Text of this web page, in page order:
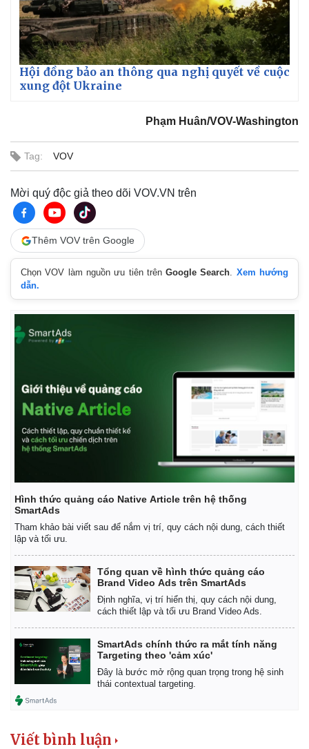
Cuộc sống đó đây
Hồ sơ
Ảnh
E-Magazine
Infographic
Hội đồng bảo an thông qua nghị quyết về cuộc
xung đột Ukraine
Phạm Huân/VOV-Washington
Tag: VOV
Mời quý độc giả theo dõi VOV.VN trên
Thêm VOV trên Google
Chọn VOV làm nguồn ưu tiên trênGoogle Search. Xem hướng
dẫn.
Hình thức quảng cáo Native Article trên hệ thống
SmartAds
Tham khảo bài viết sau để nắm vị trí, quy cách nội dung, cách thiết
lập và tối ưu.
Tổng quan về hình thức quảng cáo
Brand Video Ads trên SmartAds
Định nghĩa, vị trí hiển thị, quy cách nội dung,
cách thiết lập và tối ưu Brand Video Ads.
SmartAds chính thức ra mắt tính năng
Targeting theo 'cảm xúc'
Đây là bước mở rộng quan trọng trong hệ sinh
thái contextual targeting.
Viết bình luận